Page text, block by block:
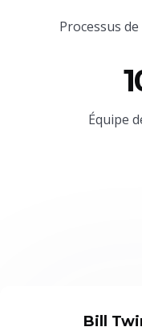
Processus
Équipe
Bill